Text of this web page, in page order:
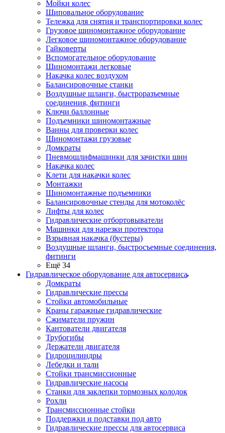
Мойки колес
Шиповальное оборудование
Тележка для снятия и транспортировки колес
Грузовое шиномонтажное оборудование
Легковое шиномонтажное оборудование
Гайковерты
Вспомогательное оборудование
Шиномонтажи легковые
Накачка колес воздухом
Балансировочные станки
Воздушные шланги, быстроразъемные
соединения, фитинги
Ключи баллонные
Подъемники шиномонтажные
Ванны для проверки колес
Шиномонтажи грузовые
Домкраты
Пневмошлифмашинки для зачистки шин
Накачка колес
Клети для накачки колес
Монтажки
Шиномонтажные подъемники
Балансировочные стенды для мотоколёс
Лифты для колес
Гидравлические отбортовыватели
Машинки для нарезки протектора
Взрывная накачка (бустеры)
Воздушные шланги, быстросъемные соединения,
фитинги
Ещё 34
Гидравлическое оборудование для автосервиса
Домкраты
Гидравлические прессы
Стойки автомобильные
Краны гаражные гидравлические
Сжиматели пружин
Кантователи двигателя
Трубогибы
Держатели двигателя
Гидроцилиндры
Лебедки и тали
Стойки трансмиссионные
Гидравлические насосы
Cтанки для заклепки тормозных колодок
Рохли
Трансмиссионные стойки
Поддержки и подставки под авто
Гидравлические прессы для автосервиса